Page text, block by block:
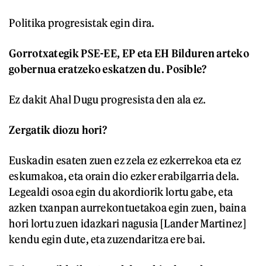
Politika progresistak egin dira.
Gorrotxategik PSE-EE, EP eta EH Bilduren arteko
gobernua eratzeko eskatzen du. Posible?
Ez dakit Ahal Dugu progresista den ala ez.
Zergatik diozu hori?
Euskadin esaten zuen ez zela ez ezkerrekoa eta ez
eskumakoa, eta orain dio ezker erabilgarria dela.
Legealdi osoa egin du akordiorik lortu gabe, eta
azken txanpan aurrekontuetakoa egin zuen, baina
hori lortu zuen idazkari nagusia [Lander Martinez]
kendu egin dute, eta zuzendaritza ere bai.